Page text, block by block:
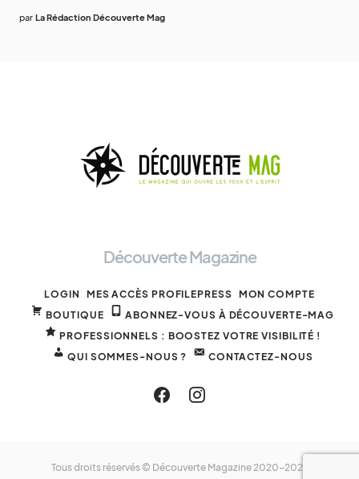
par La Rédaction Découverte Mag
Découverte Magazine
LOGIN MES ACCÈS PROFILEPRESS MON COMPTE
BOUTIQUE
ABONNEZ-VOUS À DÉCOUVERTE-MAG
PROFESSIONNELS : BOOSTEZ VOTRE VISIBILITÉ !
QUI SOMMES-NOUS ?
CONTACTEZ-NOUS
Tous droits réservés © Découverte Magazine 2020-2025